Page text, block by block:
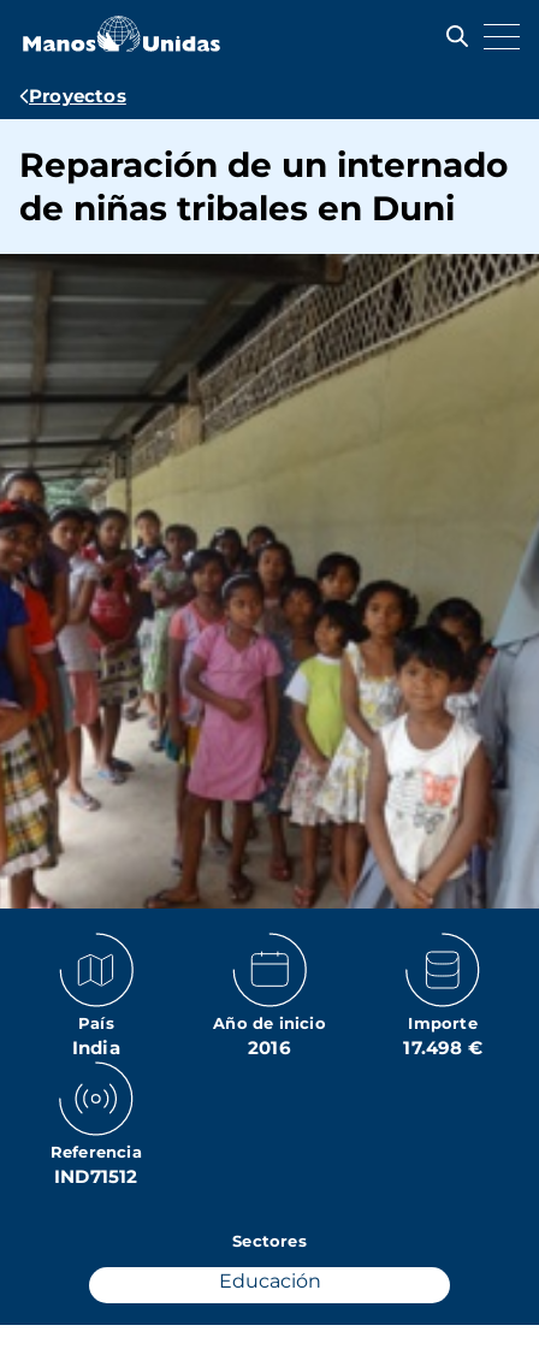
contenido
Ruta
navegación
Proyectos
Reparación de un internado
de niñas tribales en Duni
País
India
Año de inicio
2016
Importe
17.498 €
Referencia
IND71512
Sectores
Educación